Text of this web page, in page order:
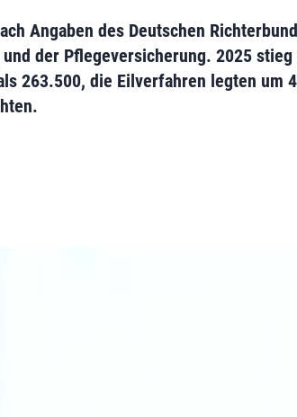
Angaben des Deutschen
der Pflegeversicherung. 2025
263.500, die Eilverfahren legten um